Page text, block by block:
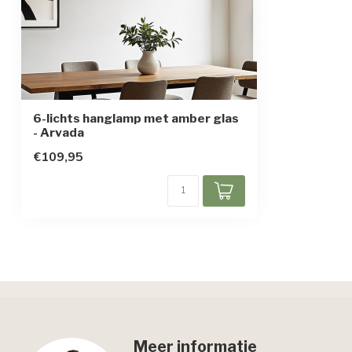
6-lichts hanglamp met amber glas
- Arvada
€109,95
Meer informatie